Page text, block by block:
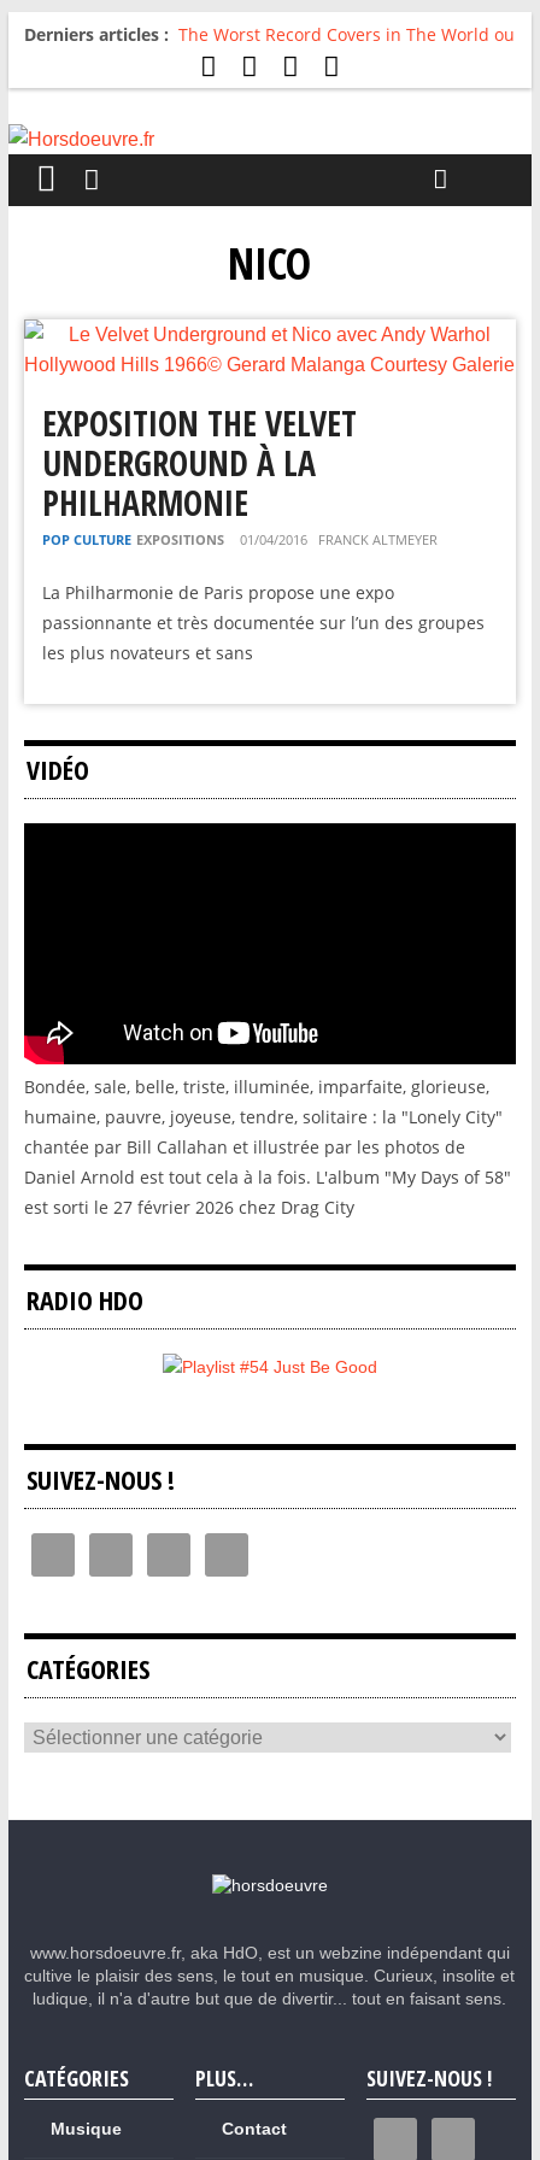
Derniers articles : The Worst Record Covers in The World ou
Comment rire du pire
Avril 2026 : C’est dans les vieux pots
For The First Time, Again : Tyler Ballgame
NICO
EXPOSITION THE VELVET
UNDERGROUND À LA
PHILHARMONIE
POP CULTURE EXPOSITIONS 01/04/2016 FRANCK ALTMEYER
La Philharmonie de Paris propose une expo
passionnante et très documentée sur l’un des groupes
les plus novateurs et sans
VIDÉO
Bondée, sale, belle, triste, illuminée, imparfaite, glorieuse,
humaine, pauvre, joyeuse, tendre, solitaire : la "Lonely City"
chantée par Bill Callahan et illustrée par les photos de
Daniel Arnold est tout cela à la fois. L'album "My Days of 58"
est sorti le 27 février 2026 chez Drag City
RADIO HDO
SUIVEZ-NOUS !
CATÉGORIES
www.horsdoeuvre.fr, aka HdO, est un webzine indépendant qui
cultive le plaisir des sens, le tout en musique. Curieux, insolite et
ludique, il n'a d'autre but que de divertir... tout en faisant sens.
CATÉGORIES
Musique
PLUS…
Contact
SUIVEZ-NOUS !